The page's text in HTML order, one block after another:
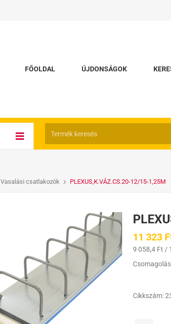
FŐOLDAL ÚJDONSÁGOK
Vasalási csatlakozók PLEXUS,K.VÁZ.CS.20-12/15-1,25M
11 323
9 058,4 Ft /
Cikkszám: